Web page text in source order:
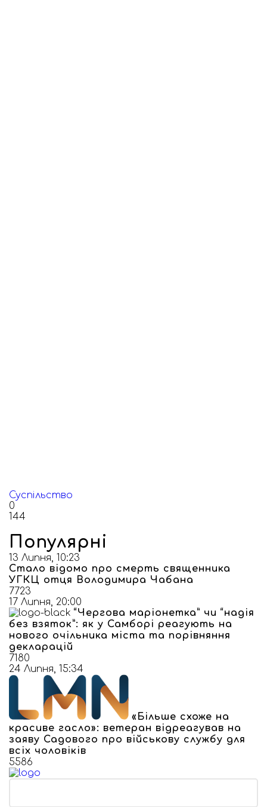
Суспільство
0
144
Популярні
13 Липня, 10:23
Стало відомо про смерть священника
УГКЦ отця Володимира Чабана
7723
17 Липня, 20:00
“Чергова маріонетка” чи “надія
без взяток”: як у Самборі реагують на
нового очільника міста та порівняння
декларацій
7180
24 Липня, 15:34
«Більше схоже на
красиве гасло»: ветеран відреагував на
заяву Садового про військову службу для
всіх чоловіків
5586